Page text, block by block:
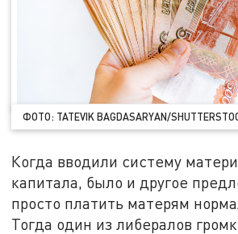
ФОТО: TATEVIK BAGDASARYAN/
Когда вводили систему
капитала, было и другое
просто платить матерям
Тогда один из либералов